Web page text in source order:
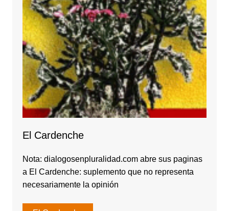
El Cardenche
Nota: dialogosenpluralidad.com abre sus paginas
a El Cardenche: suplemento que no representa
necesariamente la opinión